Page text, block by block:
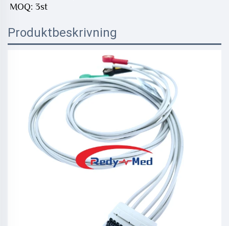
MOQ: 3st
Produktbeskrivning